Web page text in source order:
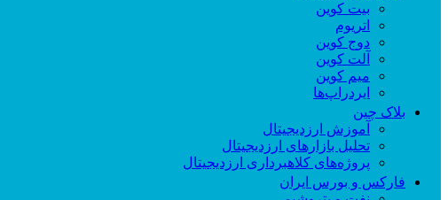
بیت کوین
اتریوم
دوج کوین
آلت کوین
میم کوین‌
ایردراپ‌ها
بلاک چین
آموزش ارزدیجیتال
تحلیل بازارهای ارزدیجیتال
پروژه‌های کلاهبرداری ارزدیجیتال
فارکس و بورس ایران